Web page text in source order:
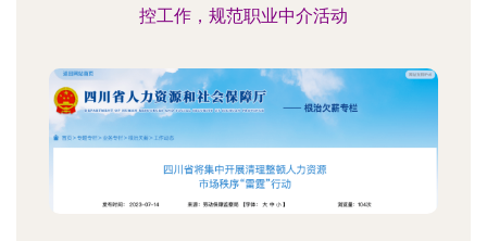
控工作，规范职业中介活动